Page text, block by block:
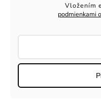
Vložením
podmienkami